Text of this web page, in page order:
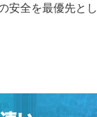
安全を最優先と